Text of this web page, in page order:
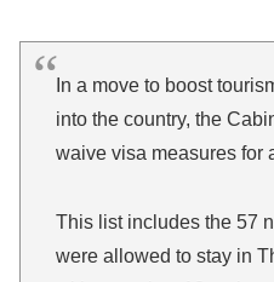
In a move to boost
into the country, the
waive visa measures for
This list includes the 57
were allowed to stay in